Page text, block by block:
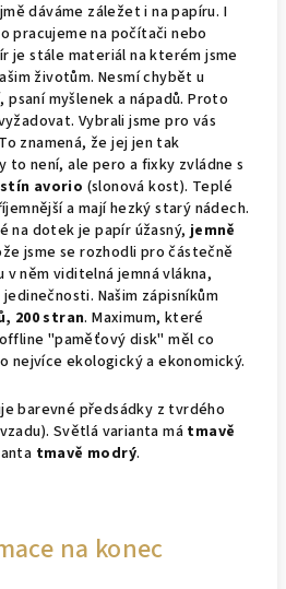
dáváme záležet i na papíru. I
pracujeme na počítači nebo
je stále materiál na kterém jsme
životům. Nesmí chybět u
myšlenek a nápadů. Proto
Vybrali jsme pro vás
znamená, že jej jen tak
to není, ale pero a fixky zvládne s
avorio (slonová kost). Teplé
a mají hezký starý nádech.
na dotek je papír úžasný,jemně
jsme se rozhodli pro částečně
v něm viditelná jemná vlákna,
Našim zápisníkům
200 stran. Maximum, které
"paměťový disk" měl co
nejvíce ekologický a ekonomický.
barevné předsádky z tvrdého
Světlá varianta má tmavě
tmavě modrý.
na konec